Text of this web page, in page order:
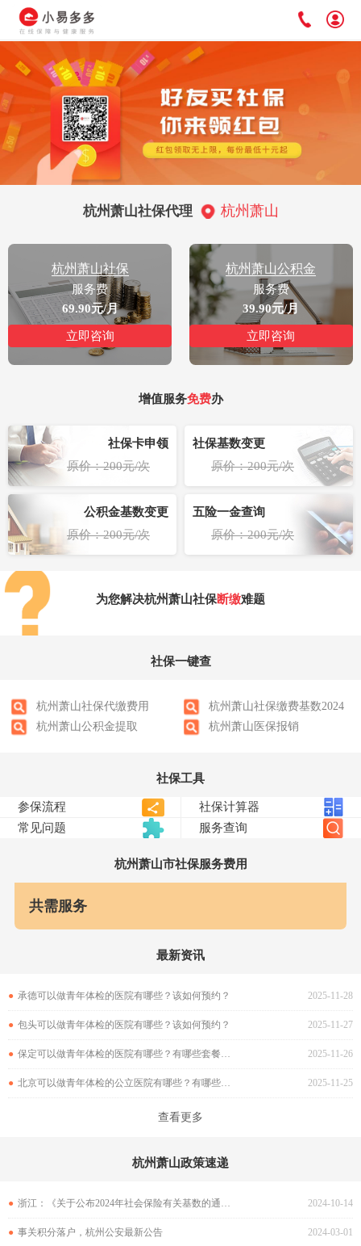
杭州萧山社保代理 杭州萧山
杭州萧山社保
服务费
69.90元/月
立即咨询
杭州萧山公积金
服务费
39.90元/月
立即咨询
增值服务免费办
社保卡申领
原价：200元/次
社保基数变更
原价：200元/次
公积金基数变更
原价：200元/次
五险一金查询
原价：200元/次
为您解决杭州萧山社保断缴难题
社保一键查
杭州萧山社保代缴费用
杭州萧山社保缴费基数2024
杭州萧山公积金提取
杭州萧山医保报销
社保工具
杭州萧山市社保服务费用
共需服务
最新资讯
● 承德可以做青年体检的医院有哪些？该如何预约？ 2025-11-28
● 包头可以做青年体检的医院有哪些？该如何预约？ 2025-11-27
● 保定可以做青年体检的医院有哪些？有哪些套餐可以选择？ 2025-11-26
● 北京可以做青年体检的公立医院有哪些？有哪些套餐可以选择？ 2025-11-25
查看更多
杭州萧山政策速递
● 浙江：《关于公布2024年社会保险有关基数的通知》政策解读 2024-10-14
● 事关积分落户，杭州公安最新公告 2024-03-01